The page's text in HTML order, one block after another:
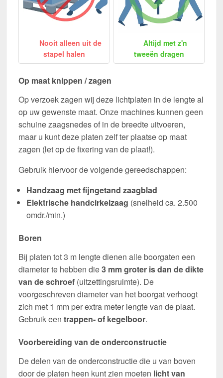
Nooit alleen uit de
stapel halen
Altijd met z'n
tweeën dragen
Op maat knippen / zagen
Op verzoek zagen wij deze lichtplaten in de lengte al
op uw gewenste maat. Onze machines kunnen geen
schuine zaagsnedes of in de breedte uitvoeren,
maar u kunt deze platen zelf ter plaatse op maat
zagen (let op de fixering van de plaat!).
Gebruik hiervoor de volgende gereedschappen:
Handzaag met fijngetand zaagblad
Elektrische handcirkelzaag (snelheid ca. 2.500
omdr./min.)
Boren
Bij platen tot 3 m lengte dienen alle boorgaten een
diameter te hebben die3 mm groter is dan de dikte
van de schroef (uitzettingsruimte). De
voorgeschreven diameter van het boorgat verhoogt
zich met 1 mm per extra meter lengte van de plaat.
Gebruik een trappen- of kegelboor.
Voorbereiding van de onderconstructie
De delen van de onderconstructie die u van boven
door de platen heen kunt zien moeten licht van